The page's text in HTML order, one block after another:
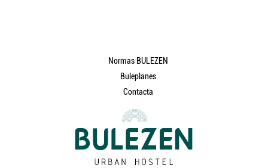
Normas BULEZEN
Buleplanes
Contacta